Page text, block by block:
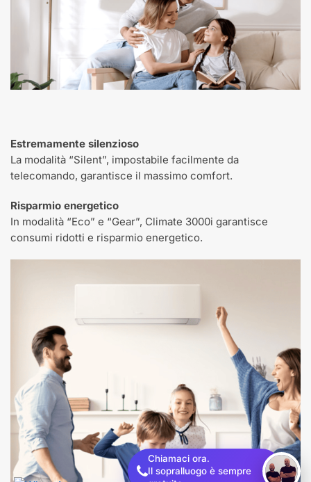
Estremamente silenzioso
La modalità “Silent”, impostabile facilmente da
telecomando, garantisce il massimo comfort.
Risparmio energetico
In modalità “Eco” e “Gear”, Climate 3000i garantisce
consumi ridotti e risparmio energetico.
Chiamaci ora.
Il sopralluogo è sempre